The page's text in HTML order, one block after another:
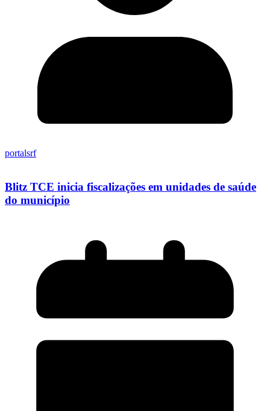
portalsrf
Blitz TCE inicia fiscalizações em unidades de saúde
do município